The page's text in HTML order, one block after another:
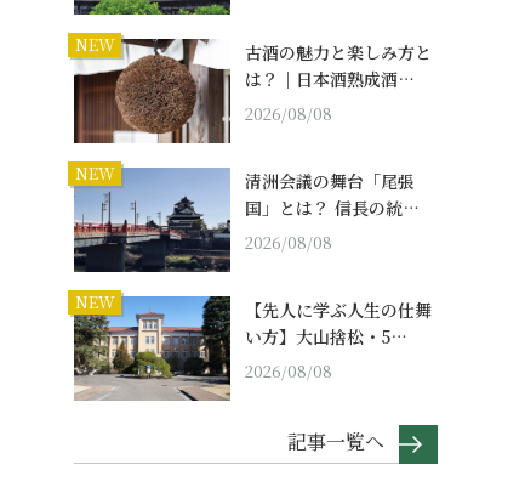
NEW
古酒の魅力と楽しみ方と
は？｜日本酒熟成酒…
2026/08/08
NEW
清洲会議の舞台「尾張
国」とは？ 信長の統…
2026/08/08
NEW
【先人に学ぶ人生の仕舞
い方】大山捨松・5…
2026/08/08
記事一覧へ